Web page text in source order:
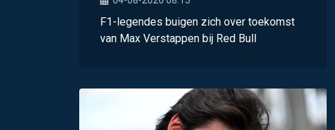
F1-legendes buigen zich over toekomst
van Max Verstappen bij Red Bull